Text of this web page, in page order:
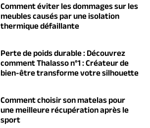
Comment éviter les dommages sur les
meubles causés par une isolation
thermique défaillante
Perte de poids durable : Découvrez
comment Thalasso n°1 : Créateur de
bien-être transforme votre silhouette
Comment choisir son matelas pour
une meilleure récupération après le
sport